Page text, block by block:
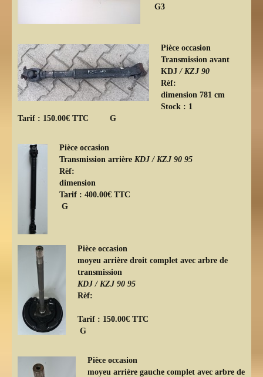
G3
Pièce occasion
Transmission avant
KDJ/ KZJ 90
Rèf:
dimension 781 cm
Stock : 1
Tarif : 150.00€ TTC G
Pièce occasion
Transmission arrière KDJ / KZJ 90 95
Rèf:
dimension
Tarif : 400.00€ TTC
G
Pièce occasion
moyeu arrière droit complet avec arbre de
transmission
KDJ / KZJ 90 95
Rèf:
Tarif : 150.00€ TTC
G
Pièce occasion
moyeu arrière gauche complet avec arbre de